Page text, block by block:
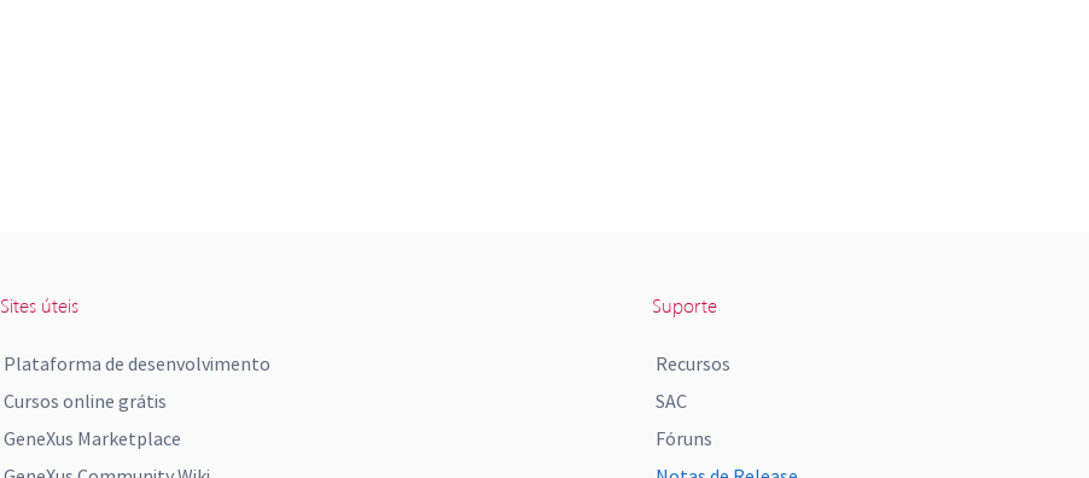
Sites úteis
Plataforma de desenvolvimento
Cursos online grátis
GeneXus Marketplace
Suporte
Recursos
SAC
Fóruns